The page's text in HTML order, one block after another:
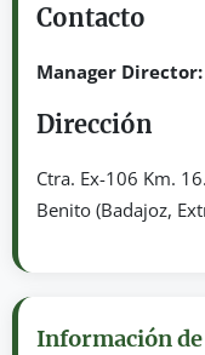
Contacto
Manager Director:
Dirección
Ctra. Ex-106 Km.
Benito (Badajoz,
Información